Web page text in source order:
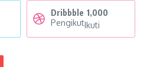
Dribbble 1,000
PengikutIkuti